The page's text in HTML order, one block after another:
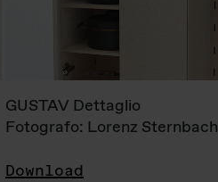
GUSTAV Dettaglio
Fotografo: Lorenz Sternbach
Download